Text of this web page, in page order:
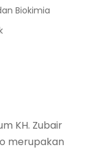
Biokimia
KH. Zubair
merupakan